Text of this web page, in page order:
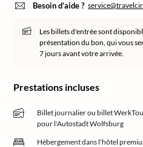
Besoin d’aide ?
Les billets d'entrée sont
présentation du bon, qui vous
7 jours avant votre arrivée.
Prestations incluses
Billet journalier ou billet
pour l'Autostadt Wolfsburg
Hébergement dans l'hôtel